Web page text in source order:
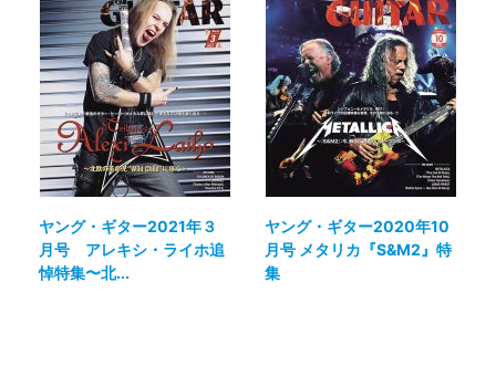
ヤング・ギター2021年３
月号 アレキシ・ライホ追
悼特集〜北...
ヤング・ギター2020年10
月号 メタリカ『S&M2』特
集